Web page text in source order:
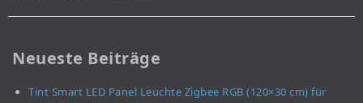
Neueste Beiträge
Tint Smart LED Panel Leuchte Zigbee RGB (120×30 cm) für